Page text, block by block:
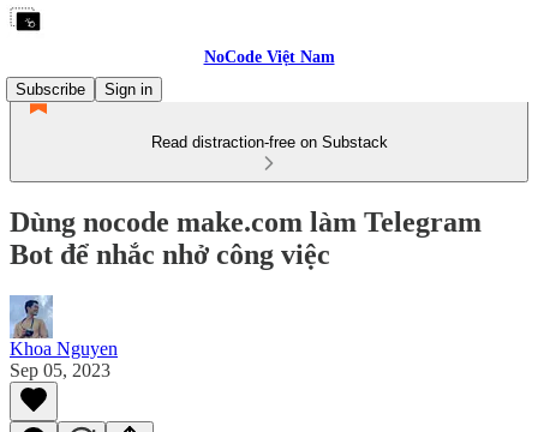
NoCode Việt Nam
Subscribe
Sign in
Read distraction-free on Substack
Dùng nocode make.com làm Telegram
Bot để nhắc nhở công việc
Khoa Nguyen
Sep 05, 2023